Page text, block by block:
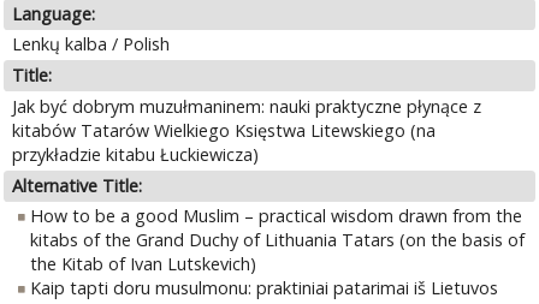
Language:
Lenkų kalba / Polish
Title:
Jak być dobrym muzułmaninem: nauki praktyczne płynące z
kitabów Tatarów Wielkiego Księstwa Litewskiego (na
przykładzie kitabu Łuckiewicza)
Alternative Title:
How to be a good Muslim – practical wisdom drawn from the
kitabs of the Grand Duchy of Lithuania Tatars (on the basis of
the Kitab of Ivan Lutskevich)
Kaip tapti doru musulmonu: praktiniai patarimai iš Lietuvos